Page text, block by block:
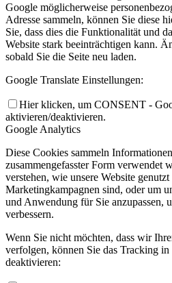
Google möglicherweise
Adresse sammeln, können Sie diese
Sie, dass dies die Funktionalität und
Website stark beeinträchtigen kann.
sobald Sie die Seite neu laden.
Google Translate Einstellungen:
Hier klicken, um CONSENT -
aktivieren/deaktivieren.
Google Analytics
Diese Cookies sammeln
zusammengefasster Form verwendet
verstehen, wie unsere Website
Marketingkampagnen sind, oder um
und Anwendung für Sie anzupassen,
verbessern.
Wenn Sie nicht möchten, dass wir
verfolgen, können Sie das Tracking
deaktivieren: